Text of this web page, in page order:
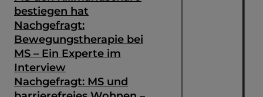
bestiegen hat
Nachgefragt:
Bewegungstherapie bei
MS – Ein Experte im
Interview
Nachgefragt: MS und